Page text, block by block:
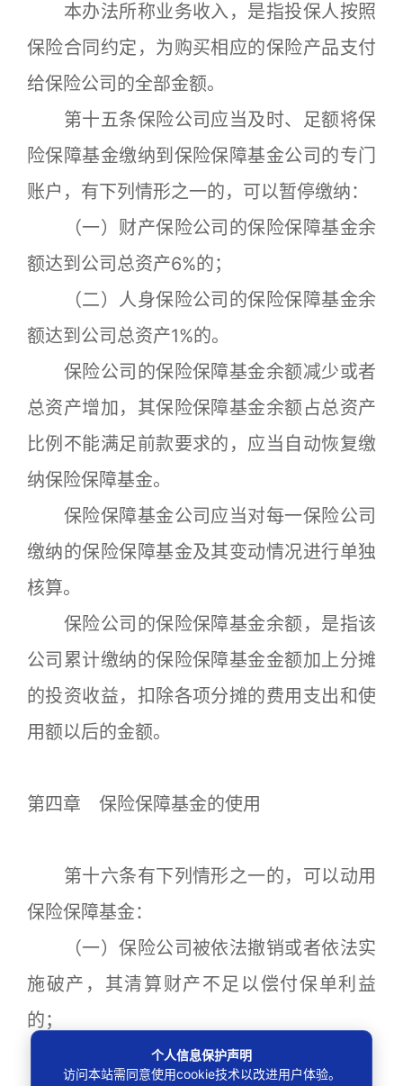
本办法所称业务收入，是指投保人按照
保险合同约定，为购买相应的保险产品支付
给保险公司的全部金额。
第十五条保险公司应当及时、足额将保
险保障基金缴纳到保险保障基金公司的专门
账户，有下列情形之一的，可以暂停缴纳：
（一）财产保险公司的保险保障基金余
额达到公司总资产6%的；
（二）人身保险公司的保险保障基金余
额达到公司总资产1%的。
保险公司的保险保障基金余额减少或者
总资产增加，其保险保障基金余额占总资产
比例不能满足前款要求的，应当自动恢复缴
纳保险保障基金。
保险保障基金公司应当对每一保险公司
缴纳的保险保障基金及其变动情况进行单独
核算。
保险公司的保险保障基金余额，是指该
公司累计缴纳的保险保障基金金额加上分摊
的投资收益，扣除各项分摊的费用支出和使
用额以后的金额。
第四章 保险保障基金的使用
第十六条有下列情形之一的，可以动用
保险保障基金：
（一）保险公司被依法撤销或者依法实
施破产，其清算财产不足以偿付保单利益
的；
（二）中国保监会经商有关部门认定，
个人信息保护声明
访问本站需同意使用cookie技术以改进用户体验。